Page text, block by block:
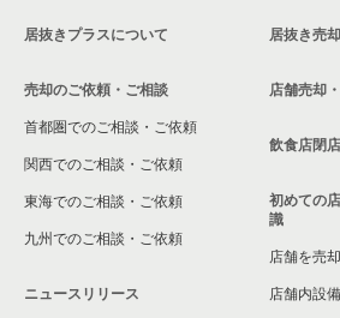
大阪市浪速区の飲食店の居抜き売却物件
八尾市の飲食店の居抜き売却物件の案件
大東市の飲食店の居抜き売却物件の案件
箕面市の飲食店の居抜き売却物件の案件
大阪市淀川区の飲食店の居抜き売却物件の
大阪市東成区の飲食店の居抜き売却物件
居抜きプラスについて
売却のご依頼・ご相談
首都圏でのご相談・ご依頼
関西でのご相談・ご依頼
東海でのご相談・ご依頼
九州でのご相談・ご依頼
ニュースリリース
居抜き売
店舗売却
飲食店閉
初めての
識
店舗を売
店舗内設